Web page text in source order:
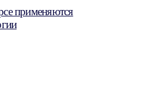
применяются